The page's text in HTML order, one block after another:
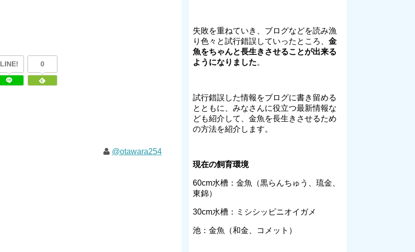
LINE! 0
@otawara254
失敗を重ねていき、ブログなどを読み漁
り色々と試行錯誤していったところ、 金
魚をちゃんと長生きさせることが出来る
ようになりました。
試行錯誤した情報をブログに書き留める
とともに、みなさんに役立つ最新情報な
ども紹介して、金魚を長生きさせるため
の方法を紹介します。
現在の飼育環境
60cm水槽：金魚（黒らんちゅう、琉金、
東錦）
30cm水槽：ミシシッピニオイガメ
池：金魚（和金、コメット）